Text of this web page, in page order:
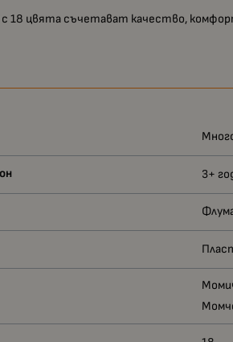
с 18 цвята съчетават качество,
3+